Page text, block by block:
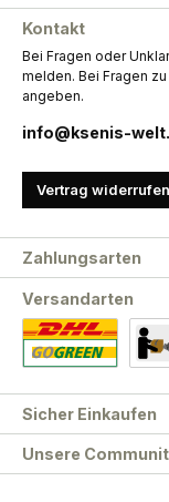
Kontakt
Bei Fragen oder
melden. Bei Fragen
angeben.
info@ksenis-
Vertrag widerrufen
Unsere
Zahlungsarten
Versandarten
Sicher Einkaufen